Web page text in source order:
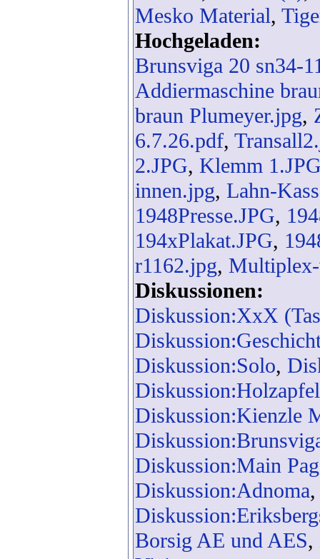
Mesko Material,
Hochgeladen:
Brunsviga 20 sn34-
Addiermaschine
braun Plumeyer.jpg,
6.7.26.pdf,
2.JPG, Klemm
innen.jpg, Lahn-
1948Presse.JPG,
194xPlakat.JPG,
r1162.jpg,
Diskussionen:
Diskussion:XxX
Diskussion:Solo,
Diskussion:Kienzle
Diskussion:Main
Diskussion:Adnoma
Borsig AE und AES,